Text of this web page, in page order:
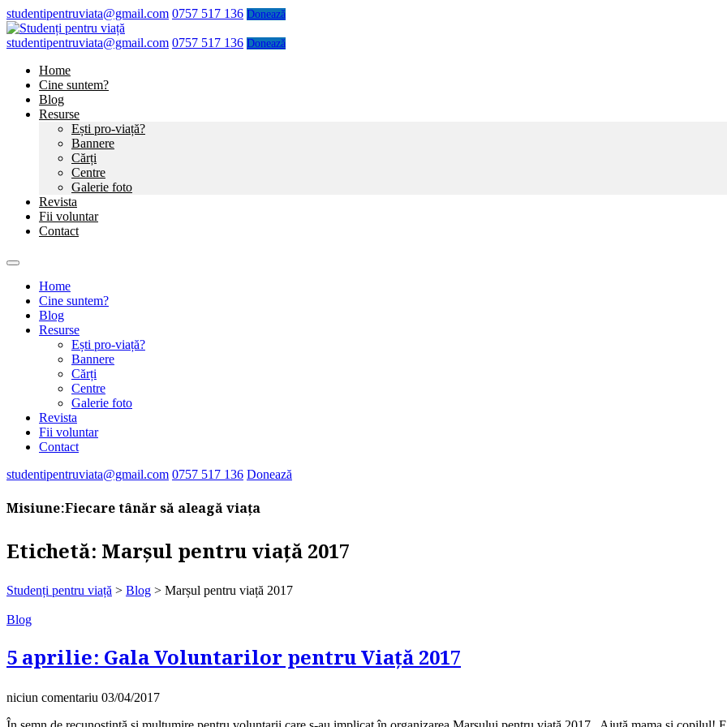
studentipentruviata@gmail.com 0757 517 136 Donează
studentipentruviata@gmail.com 0757 517 136 Donează
Home
Cine suntem?
Blog
Resurse
Ești pro-viață?
Bannere
Cărți
Centre
Galerie foto
Revista
Fii voluntar
Contact
Home
Cine suntem?
Blog
Resurse
Ești pro-viață?
Bannere
Cărți
Centre
Galerie foto
Revista
Fii voluntar
Contact
studentipentruviata@gmail.com 0757 517 136 Donează
Misiune:Fiecare tânăr să aleagă viața
Etichetă: Marșul pentru viață 2017
Studenți pentru viață > Blog > Marșul pentru viață 2017
Blog
5 aprilie: Gala Voluntarilor pentru Viață 2017
niciun comentariu 03/04/2017